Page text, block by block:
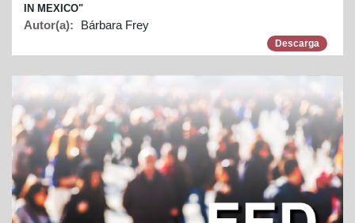
IN MEXICO"
Autor(a): Bárbara Frey
Descarga